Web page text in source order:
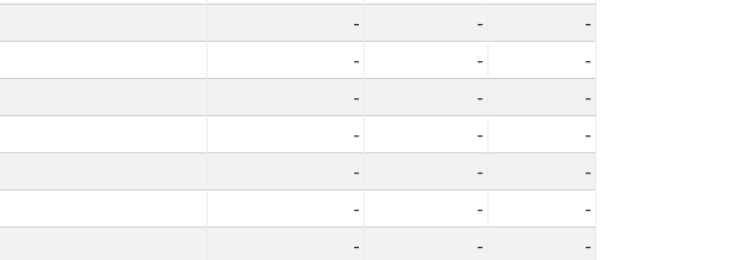
- -
-
- -
-
- -
-
- -
-
- -
-
- -
-
- -
-